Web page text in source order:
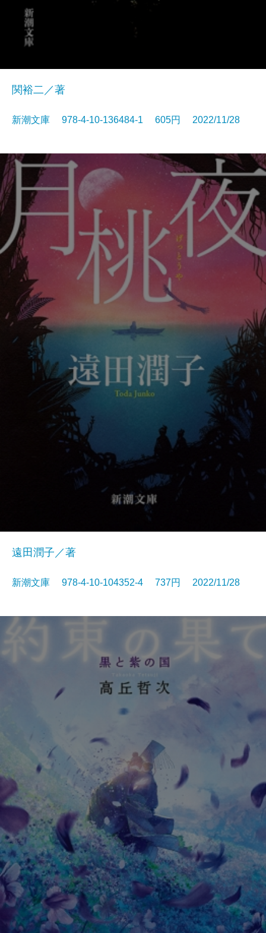
関裕二／著
新潮文庫 978-4-10-136484-1 605円 2022/11/28
遠田潤子／著
新潮文庫 978-4-10-104352-4 737円 2022/11/28